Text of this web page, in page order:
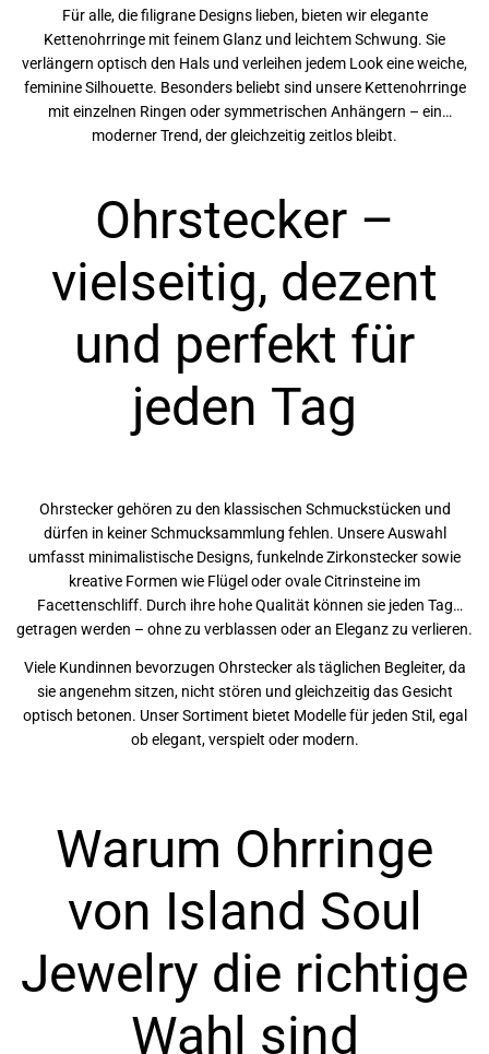
Für alle, die filigrane Designs lieben, bieten wir elegante
Kettenohrringe mit feinem Glanz und leichtem Schwung. Sie
verlängern optisch den Hals und verleihen jedem Look eine weiche,
feminine Silhouette. Besonders beliebt sind unsere Kettenohrringe
mit einzelnen Ringen oder symmetrischen Anhängern – ein
moderner Trend, der gleichzeitig zeitlos bleibt.
Ohrstecker –
vielseitig, dezent
und perfekt für
jeden Tag
Ohrstecker gehören zu den klassischen Schmuckstücken und
dürfen in keiner Schmucksammlung fehlen. Unsere Auswahl
umfasst minimalistische Designs, funkelnde Zirkonstecker sowie
kreative Formen wie Flügel oder ovale Citrinsteine im
Facettenschliff. Durch ihre hohe Qualität können sie jeden Tag
getragen werden – ohne zu verblassen oder an Eleganz zu verlieren.
Viele Kundinnen bevorzugen Ohrstecker als täglichen Begleiter, da
sie angenehm sitzen, nicht stören und gleichzeitig das Gesicht
optisch betonen. Unser Sortiment bietet Modelle für jeden Stil, egal
ob elegant, verspielt oder modern.
Warum Ohrringe
von Island Soul
Jewelry die richtige
Wahl sind